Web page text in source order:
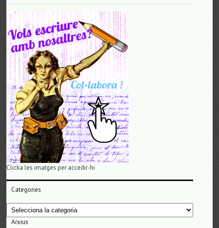
Clicka les imatges per accedir-hi
Categories
Categories
Arxius